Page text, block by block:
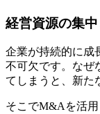
経営資源の集
企業が持続的に成
不可欠です。なぜ
てしまうと、新た
そこでM&Aを活